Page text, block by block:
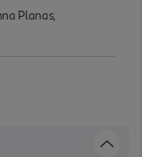
Planas,